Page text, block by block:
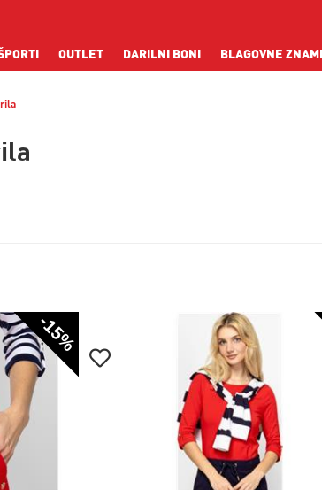
OUTLET DARILNI BONI BLAGOVNE
-15%